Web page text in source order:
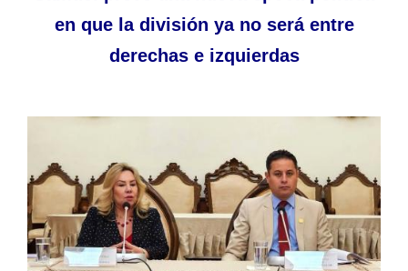
en que la división ya no será entre
derechas e izquierdas